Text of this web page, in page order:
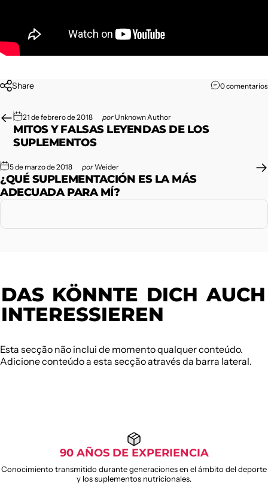
Share 0 comentarios
21 de febrero de 2018 por Unknown Author
MITOS Y FALSAS LEYENDAS DE LOS
SUPLEMENTOS
5 de marzo de 2018 porWeider
¿QUÉ SUPLEMENTACIÓN ES LA MÁS
ADECUADA PARA MÍ?
DAS KÖNNTE DICH AUCH
INTERESSIEREN
Esta secção não inclui de momento qualquer conteúdo.
Adicione conteúdo a esta secção através da barra lateral.
90 AÑOS DE EXPERIENCIA
Conocimiento transmitido durante generaciones en el ámbito del deporte
y los suplementos nutricionales.